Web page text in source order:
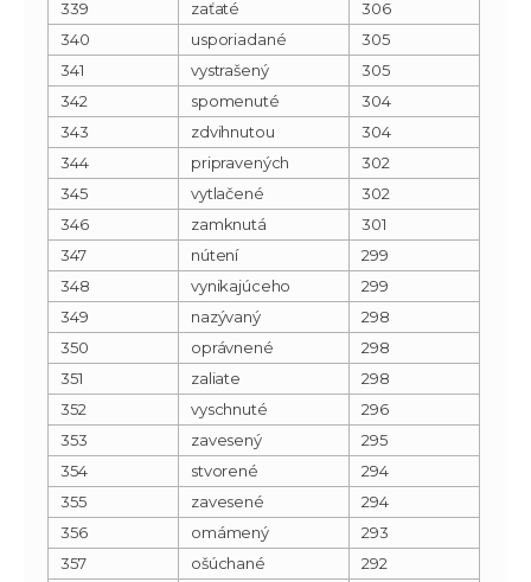
339
zaťaté
306
340
usporiadané
305
341
vystrašený
305
342
spomenuté
304
343
zdvihnutou
304
344
pripravených
302
345
vytlačené
302
346
zamknutá
301
347
nútení
299
348
vynikajúceho
299
349
nazývaný
298
350
oprávnené
298
351
zaliate
298
352
vyschnuté
296
353
zavesený
295
354
stvorené
294
355
zavesené
294
356
omámený
293
357
ošúchané
292